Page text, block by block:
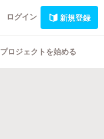
ログイン 新規登録
プロジェクトを始める